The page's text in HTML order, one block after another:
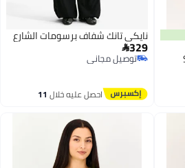
نايكي تانك شفاف برسومات الشارع
329
توصيل مجاني
توصيل مجاني
احصل عليه خلال11
اغسطس